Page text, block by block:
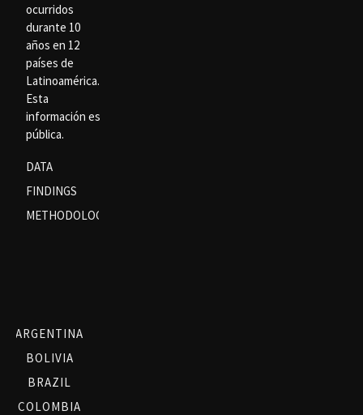
ocurridos
durante 10
años en 12
países de
Latinoamérica.
Esta
información es
pública.
DATA
FINDINGS
METHODOLOGY
ARGENTINA
BOLIVIA
BRAZIL
COLOMBIA